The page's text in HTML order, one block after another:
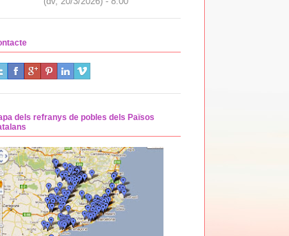
dels refranys de pobles dels Països